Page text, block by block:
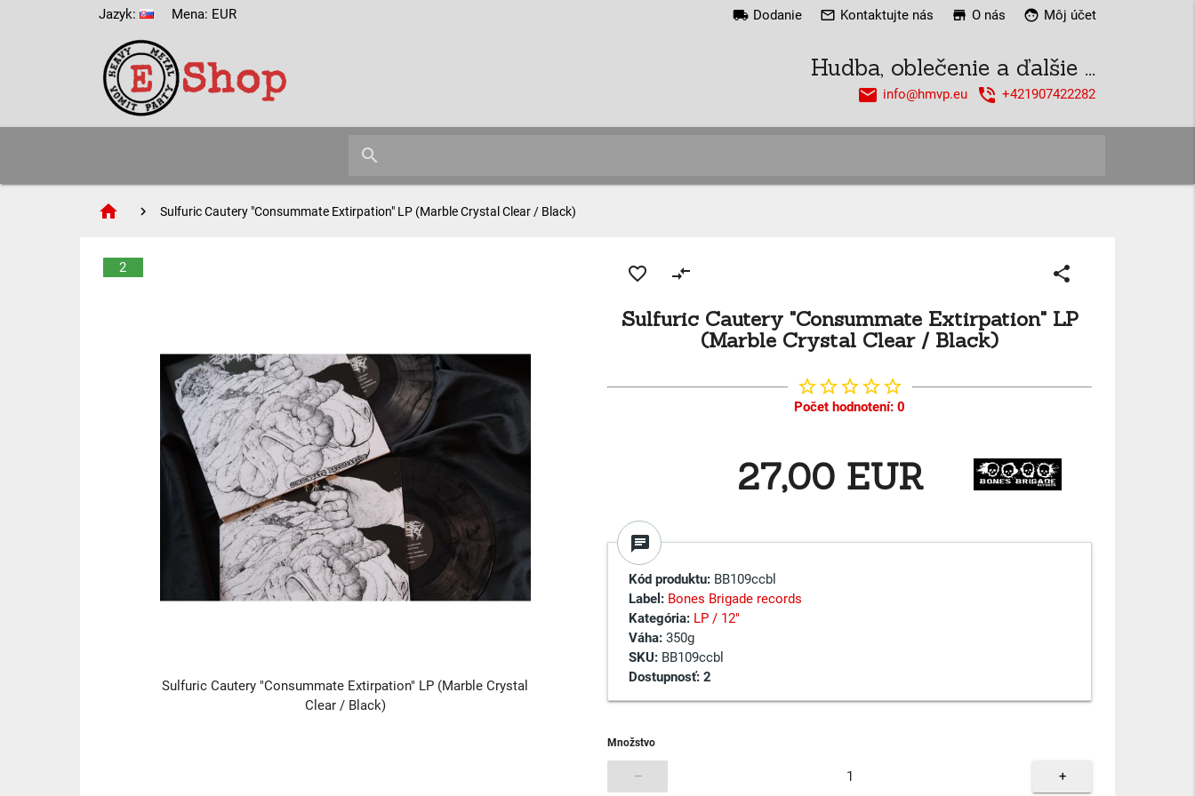
Jazyk: Mena: EUR local_shipping Dodanie mail_outline Kontaktujte nás store O nás face Môj účet
Hudba, oblečenie a ďalšie ...
info@hmvp.eu
email +421907422282
phone_in_talk
search
home Sulfuric Cautery "Consummate Extirpation" LP (Marble Crystal Clear / Black)
2
Sulfuric Cautery "Consummate Extirpation" LP (Marble Crystal
Clear / Black)
favorite_border compare_arrows share
Sulfuric Cautery "Consummate Extirpation" LP
(Marble Crystal Clear / Black)
star_borderstar_borderstar_borderstar_borderstar_border
Počet hodnotení: 0
27,00 EUR
chat
Kód produktu:BB109ccbl
Label: Bones Brigade records
Kategória: LP / 12"
Váha:350g
SKU:BB109ccbl
Dostupnosť:2
Množstvo
– +